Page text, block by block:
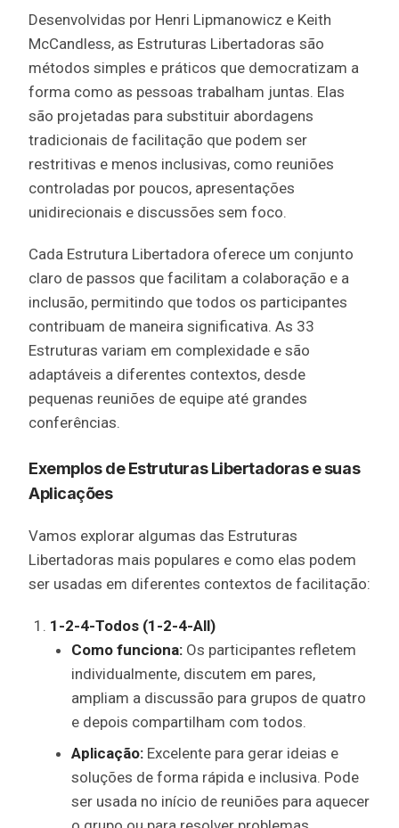
Desenvolvidas por Henri Lipmanowicz e Keith
McCandless, as Estruturas Libertadoras são
métodos simples e práticos que democratizam a
forma como as pessoas trabalham juntas. Elas
são projetadas para substituir abordagens
tradicionais de facilitação que podem ser
restritivas e menos inclusivas, como reuniões
controladas por poucos, apresentações
unidirecionais e discussões sem foco.
Cada Estrutura Libertadora oferece um conjunto
claro de passos que facilitam a colaboração e a
inclusão, permitindo que todos os participantes
contribuam de maneira significativa. As 33
Estruturas variam em complexidade e são
adaptáveis a diferentes contextos, desde
pequenas reuniões de equipe até grandes
conferências.
Exemplos de Estruturas Libertadoras e suas
Aplicações
Vamos explorar algumas das Estruturas
Libertadoras mais populares e como elas podem
ser usadas em diferentes contextos de facilitação:
1-2-4-Todos (1-2-4-All)
Como funciona: Os participantes refletem
individualmente, discutem em pares,
ampliam a discussão para grupos de quatro
e depois compartilham com todos.
Aplicação: Excelente para gerar ideias e
soluções de forma rápida e inclusiva. Pode
ser usada no início de reuniões para aquecer